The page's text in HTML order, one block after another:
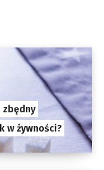
w żywności?